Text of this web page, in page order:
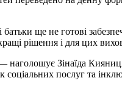
ще не готові
рішення і для цих
наголошує Зінаїда
послуг та